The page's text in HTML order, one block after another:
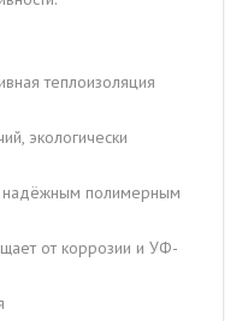
теплоизоляция
экологически
надёжным полимерным
от коррозии и УФ-